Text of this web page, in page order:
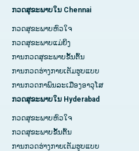
ກວດສຸຂະພາບໃນ Chennai
ກວດສຸຂະພາບຫົວໃຈ
ກວດສຸຂະພາບແມ່ຍິງ
ການກວດສຸຂະພາບຂັ້ນຕົ້ນ
ການກວດຮ່າງກາຍເຕັມຮູບແບບ
ການກວດກາພົນລະເມືອງອາວຸໂສ
ກວດສຸຂະພາບໃນ Hyderabad
ກວດສຸຂະພາບຫົວໃຈ
ກວດສຸຂະພາບຂັ້ນຕົ້ນ
ການກວດຮ່າງກາຍເຕັມຮູບແບບ